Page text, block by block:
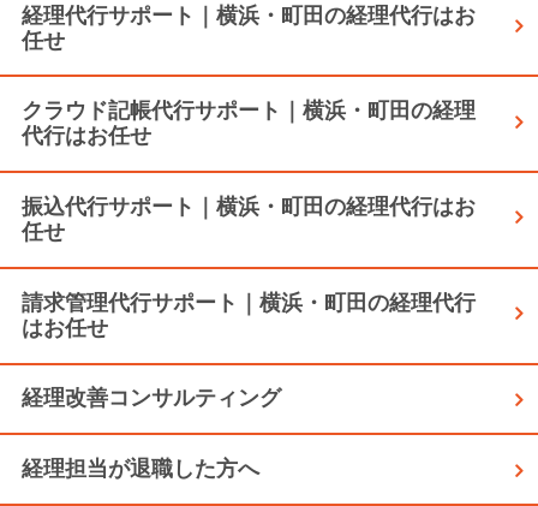
経理代行サポート｜横浜・町田の経理代行はお
任せ
クラウド記帳代行サポート｜横浜・町田の経理
代行はお任せ
振込代行サポート｜横浜・町田の経理代行はお
任せ
請求管理代行サポート｜横浜・町田の経理代行
はお任せ
経理改善コンサルティング
経理担当が退職した方へ